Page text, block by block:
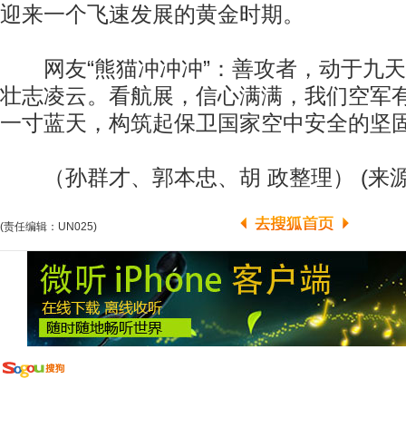
迎来一个飞速发展的黄金时期。
网友“熊猫冲冲冲”：善攻者，动于九
壮志凌云。看航展，信心满满，我们空军
一寸蓝天，构筑起保卫国家空中安全的坚
（孙群才、郭本忠、胡 政整理） (来
(责任编辑：UN025)